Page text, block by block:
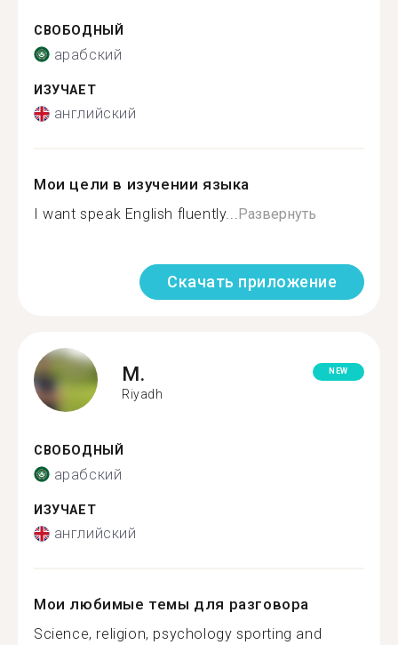
СВОБОДНЫЙ
арабский
ИЗУЧАЕТ
английский
Мои цели в изучении языка
I want speak English fluently...Развернуть
Скачать приложение
M.
Riyadh
NEW
СВОБОДНЫЙ
арабский
ИЗУЧАЕТ
английский
Мои любимые темы для разговора
Science, religion, psychology sporting and